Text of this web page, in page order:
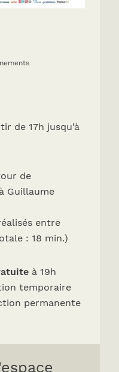
de 17h jusqu’à
de
Guillaume
entre
: 18 min.)
à 19h
temporaire
permanente